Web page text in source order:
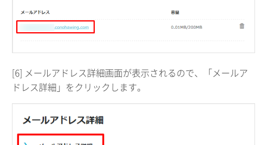
[6] メールアドレス詳細画面が表示されるので、「メールア
ドレス詳細」をクリックします。